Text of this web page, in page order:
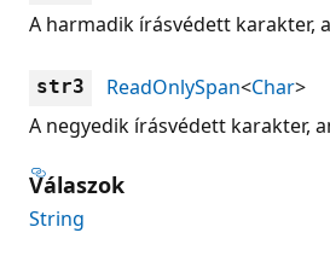
A harmadik írásvédett karakter,
str3 ReadOnlySpan<Char>
A negyedik írásvédett karakter,
Válaszok
String